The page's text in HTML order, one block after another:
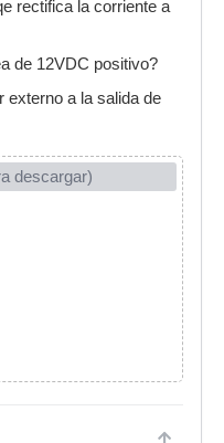
rectifica la corriente a
de 12VDC positivo?
externo a la salida de
descargar)